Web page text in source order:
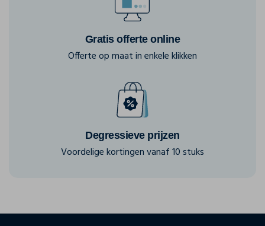
Gratis offerte online
Offerte op maat in enkele klikken
Degressieve prijzen
Voordelige kortingen vanaf 10 stuks